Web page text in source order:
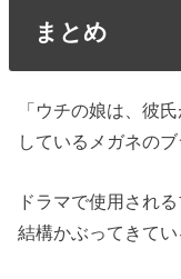
まとめ
「ウチの娘は、彼
しているメガネの
ドラマで使用され
結構かぶってきてい